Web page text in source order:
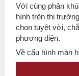
Với cùng phân
hình trên thị
chọn tuyệt vời,
phương diện.
Về cấu hình màn